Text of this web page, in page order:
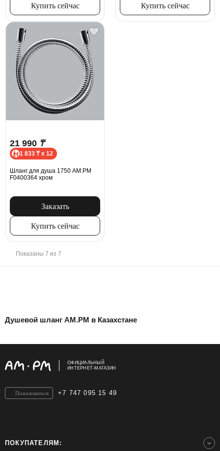
Купить сейчас Купить сейчас
21 990 ₸
1 833 ₸ x 12
Шланг для душа 1750 AM.PM
F0400364 хром
Заказать
Купить сейчас
Показаны 7 из 7
Душевой шланг AM.PM в Казахстане
ОФИЦИАЛЬНЫЙ
ИНТЕРНЕТ-МАГАЗИН
+7 747 095 15 49
Пожаловаться
ПОКУПАТЕЛЯМ: